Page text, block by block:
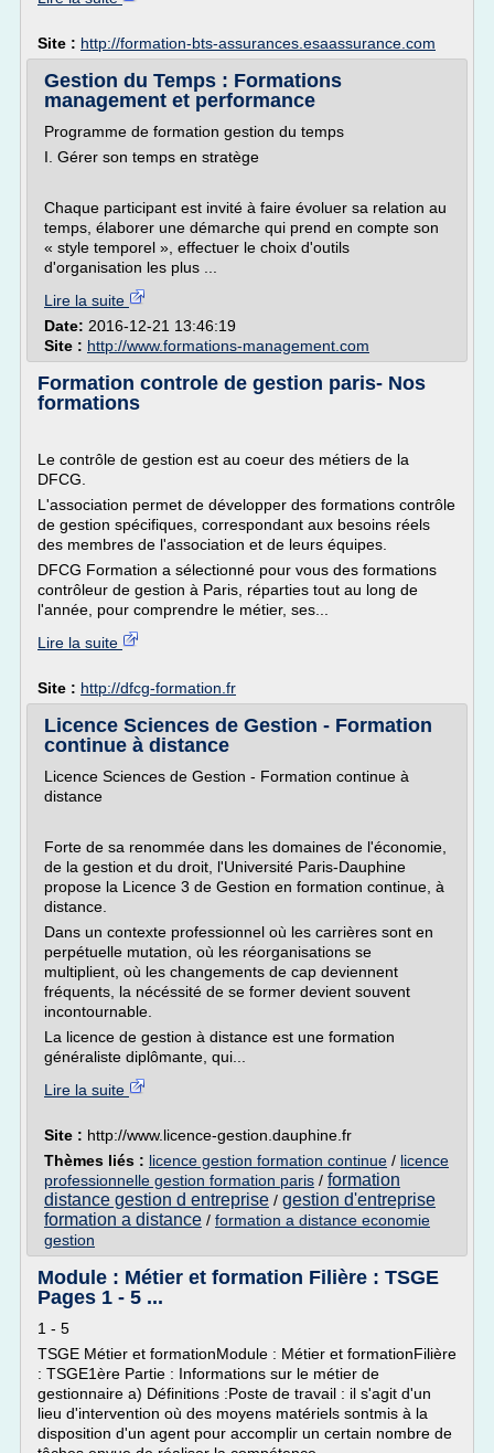
Site : http://formation-bts-assurances.esaassurance.com
Gestion du Temps : Formations
management et performance
Programme de formation gestion du temps
I. Gérer son temps en stratège
Chaque participant est invité à faire évoluer sa relation au
temps, élaborer une démarche qui prend en compte son
« style temporel », effectuer le choix d'outils
d'organisation les plus ...
Lire la suite
Date: 2016-12-21 13:46:19
Site : http://www.formations-management.com
Formation controle de gestion paris- Nos
formations
Le contrôle de gestion est au coeur des métiers de la
DFCG.
L'association permet de développer des formations contrôle
de gestion spécifiques, correspondant aux besoins réels
des membres de l'association et de leurs équipes.
DFCG Formation a sélectionné pour vous des formations
contrôleur de gestion à Paris, réparties tout au long de
l'année, pour comprendre le métier, ses...
Lire la suite
Site : http://dfcg-formation.fr
Licence Sciences de Gestion - Formation
continue à distance
Licence Sciences de Gestion - Formation continue à
distance
Forte de sa renommée dans les domaines de l'économie,
de la gestion et du droit, l'Université Paris-Dauphine
propose la Licence 3 de Gestion en formation continue, à
distance.
Dans un contexte professionnel où les carrières sont en
perpétuelle mutation, où les réorganisations se
multiplient, où les changements de cap deviennent
fréquents, la nécéssité de se former devient souvent
incontournable.
La licence de gestion à distance est une formation
généraliste diplômante, qui...
Lire la suite
Site : http://www.licence-gestion.dauphine.fr
Thèmes liés : licence gestion formation continue / licence
professionnelle gestion formation paris / formation
distance gestion d entreprise / gestion d'entreprise
formation a distance / formation a distance economie
gestion
Module : Métier et formation Filière : TSGE
Pages 1 - 5 ...
1 - 5
TSGE Métier et formationModule : Métier et formationFilière
: TSGE1ère Partie : Informations sur le métier de
gestionnaire a) Définitions :Poste de travail : il s'agit d'un
lieu d'intervention où des moyens matériels sontmis à la
disposition d'un agent pour accomplir un certain nombre de